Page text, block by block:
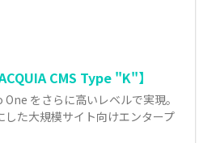
CMS Type "K"】
をさらに高いレベルで実現。
た大規模サイト向けエンタープ